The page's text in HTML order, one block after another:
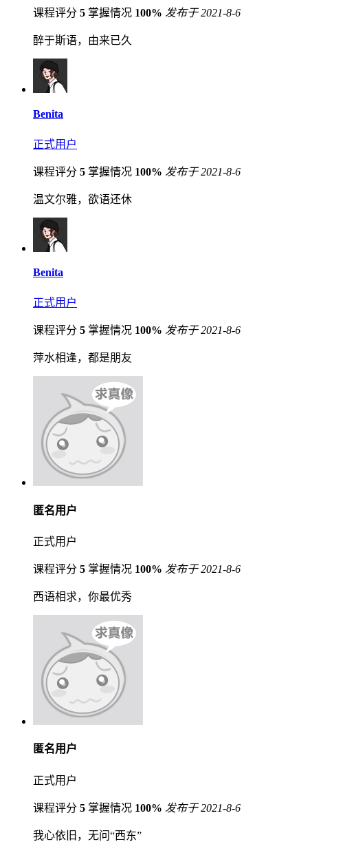
课程评分 5 掌握情况 100% 发布于 2021-8-6
醉于斯语，由来已久
Benita
正式用户
课程评分 5 掌握情况 100% 发布于 2021-8-6
温文尔雅，欲语还休
Benita
正式用户
课程评分 5 掌握情况 100% 发布于 2021-8-6
萍水相逢，都是朋友
匿名用户
正式用户
课程评分 5 掌握情况 100% 发布于 2021-8-6
西语相求，你最优秀
匿名用户
正式用户
课程评分 5 掌握情况 100% 发布于 2021-8-6
我心依旧，无问“西东”